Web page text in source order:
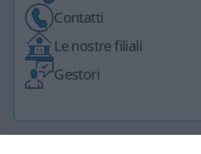
Contatti
Le nostre filiali
Gestori